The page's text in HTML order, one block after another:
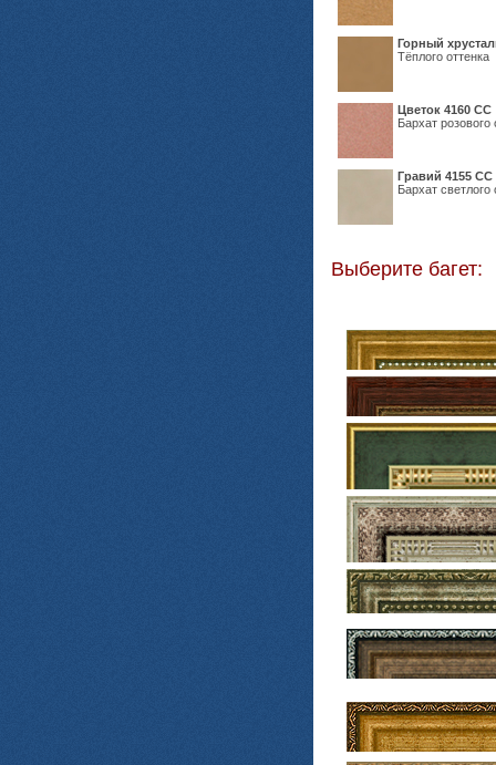
Горный
Тёплого оттенка
Цветок 4160 СС
Бархат розового
Гравий 4155 СС
Бархат светлого
Выберите багет: